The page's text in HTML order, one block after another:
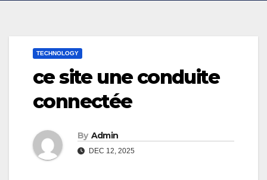
TECHNOLOGY
ce site une conduite
connectée
By Admin
DEC 12, 2025